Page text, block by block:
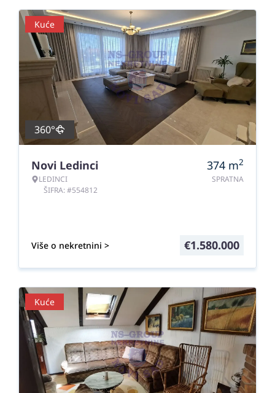
Kuće
360°
Novi Ledinci
LEDINCI
ŠIFRA: #554812
374 m2
SPRATNA
Više o nekretnini > €1.580.000
Kuće